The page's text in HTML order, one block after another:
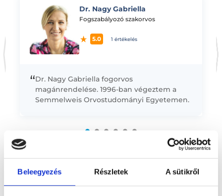
Beleegyezés Részletek A sütikről
Dr. Nagy Gabriella
Fogszabályozó szakorvos
5.0 1 értékelés
“Dr. Nagy Gabriella fogorvos
magánrendelése. 1996-ban végeztem a
Semmelweis Orvostudományi Egyetemen.
majd 3 év fogszabályozás-szakrendelési...
Előző
* Szakorvos jelölt (rezidens): általános orvosi oklevéllel rendelkező
orvos, aki jogszabályok szerinti szakorvosi szakképesítés
megszerzésére irányuló képzésben vesz részt. Ezen orvosok által
önállóan nem végezhető szakmai tevékenységért teljes
felelősséggel tartozik és azt közvetlenül felügyeli az egészségügyi
szolgáltató szakorvosa az első részvizsgáig, utána pedig a